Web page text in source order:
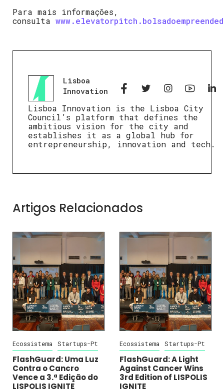
Para mais informações,
consulta
Lisboa
Innovation
Lisboa Innovation is the Lisboa City
Council’s platform that defines the
ambitious vision for the city and
establishes it as a global hub for
entrepreneurship, innovation and tech.
Artigos Relacionados
Ecossistema Startups-Pt
FlashGuard: Uma Luz
Contra o Cancro
Vence a 3.ª Edição do
LISPOLIS IGNITE
Ecossistema Startups-Pt
FlashGuard: A Light
Against Cancer Wins
3rd Edition of LISPOLIS
IGNITE